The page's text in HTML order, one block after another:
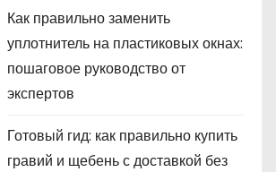
Как правильно заменить
уплотнитель на пластиковых окнах:
пошаговое руководство от
экспертов
Готовый гид: как правильно купить
гравий и щебень с доставкой без